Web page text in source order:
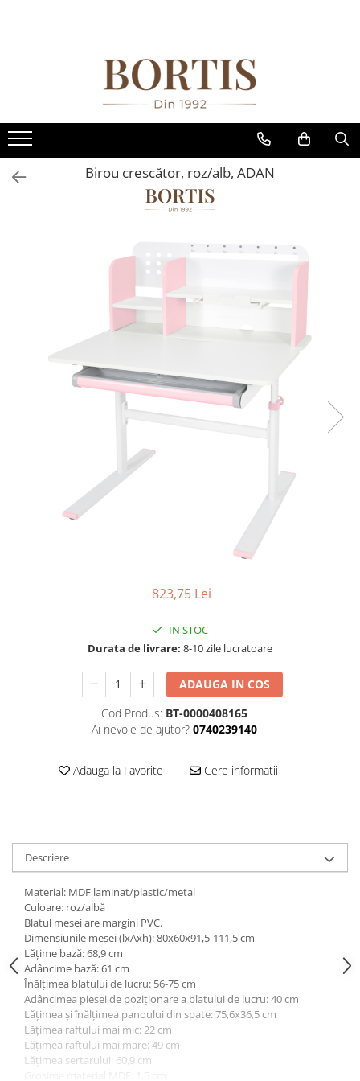
Fotolii balansoar/relaxante
Canapele
Coltare/canapele in L
Comode
Comode lux-ultramoderne
Mese sufragerie/dining
Rafturi/ etajere carti
Scaune living/dining
Suporturi si tavi
Comode lux-ultramoderne
Dulapuri haine si Sifoniere
Masute de toaleta
Noptiere dormitor
Paturi lemn & pal
Paturi metalice
Paturi tapitate
Saltele
Seturi dormitoare complete
Suporturi saltea/Somiere/Gratii
pentru pat
Mobilier Hol/Cuiere
Banci pentru asteptare
Birou crescător, roz/alb, ADAN
823,75 Lei
IN STOC
Durata de livrare: 8-10 zile lucratoare
ADAUGA IN COS
Cod Produs: BT-0000408165
Ai nevoie de ajutor? 0740239140
Adauga la Favorite Cere informatii
Descriere
Material: MDF laminat/plastic/metal
Culoare: roz/albă
Blatul mesei are margini PVC.
Dimensiunile mesei (lxAxh): 80x60x91,5-111,5 cm
Lăţime bază: 68,9 cm
Adâncime bază: 61 cm
Înălţimea blatului de lucru: 56-75 cm
Adâncimea piesei de poziţionare a blatului de lucru: 40 cm
Lăţimea şi înălţimea panoului din spate: 75,6x36,5 cm
Lăţimea raftului mai mic: 22 cm
Lăţimea raftului mai mare: 49 cm
Lăţimea sertarului: 60,9 cm